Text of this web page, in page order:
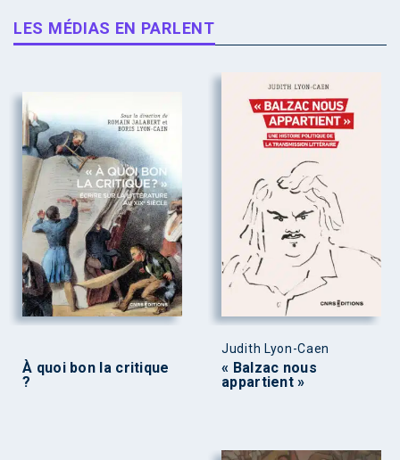
LES MÉDIAS EN PARLENT
À quoi bon la critique
?
Judith Lyon-Caen
« Balzac nous
appartient »